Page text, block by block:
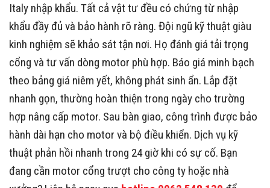
Italy nhập khẩu. Tất cả vật tư đều có chứng từ nhập
khẩu đầy đủ và bảo hành rõ ràng. Đội ngũ kỹ thuật giàu
kinh nghiệm sẽ khảo sát tận nơi. Họ đánh giá tải trọng
cổng và tư vấn dòng motor phù hợp. Báo giá minh bạch
theo bảng giá niêm yết, không phát sinh ẩn. Lắp đặt
nhanh gọn, thường hoàn thiện trong ngày cho trường
hợp nâng cấp motor. Sau bàn giao, công trình được bảo
hành dài hạn cho motor và bộ điều khiển. Dịch vụ kỹ
thuật phản hồi nhanh trong 24 giờ khi có sự cố. Bạn
đang cần motor cổng trượt cho công ty hoặc nhà